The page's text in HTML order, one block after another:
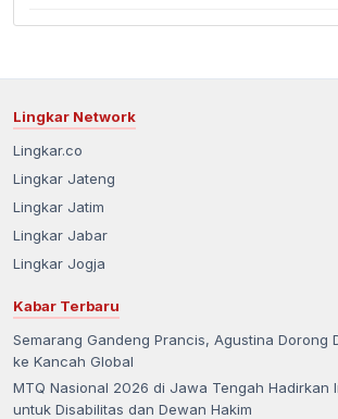
Lingkar Network
Lingkar.co
Lingkar Jateng
Lingkar Jatim
Lingkar Jabar
Lingkar Jogja
Kabar Terbaru
Semarang Gandeng Prancis, Agustina Dorong
ke Kancah Global
MTQ Nasional 2026 di Jawa Tengah Hadirkan
untuk Disabilitas dan Dewan Hakim